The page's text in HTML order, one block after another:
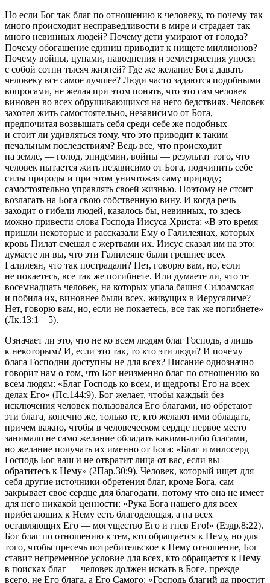
Но если Бог так благ по отношению к человеку, то почему так
много происходит несправедливости в мире и страдает так
много невинных людей? Почему дети умирают от голода?
Почему обогащение единиц приводит к нищете миллионов?
Почему войны, цунами, наводнения и землетрясения уносят
с собой сотни тысяч жизней? Где же желание Бога давать
человеку все самое лучшее? Люди часто задаются подобными
вопросами, не желая при этом понять, что это сам человек
виновен во всех обрушивающихся на него бедствиях. Человек
захотел жить самостоятельно, независимо от Бога,
предпочитая возвышать себя среди себе же подобных
и стоит ли удивляться тому, что это приводит к таким
печальным последствиям? Ведь все, что происходит
на земле, — голод, эпидемии, войны — результат того, что
человек пытается жить независимо от Бога, подчинить себе
силы природы и при этом уничтожая саму природу;
самостоятельно управлять своей жизнью. Поэтому не стоит
возлагать на Бога свою собственную вину. И когда речь
заходит о гибели людей, казалось бы, невинных, то здесь
можно привести слова Господа Иисуса Христа: «В это время
пришли некоторые и рассказали Ему о Галилеянах, которых
кровь Пилат смешал с жертвами их. Иисус сказал им на это:
думаете ли вы, что эти Галилеяне были грешнее всех
Галилеян, что так пострадали? Нет, говорю вам, но, если
не покаетесь, все так же погибнете. Или думаете ли, что те
восемнадцать человек, на которых упала башня Силоамская
и побила их, виновнее были всех, живущих в Иерусалиме?
Нет, говорю вам, но, если не покаетесь, все так же погибнете»
(Лк.13:1—5).
Означает ли это, что не ко всем людям благ Господь, а лишь
к некоторым? И, если это так, то кто эти люди? И почему
блага Господни доступны не для всех? Писание однозначно
говорит нам о том, что Бог неизменно благ по отношению ко
всем людям: «Благ Господь ко всем, и щедроты Его на всех
делах Его» (Пс.144:9). Бог желает, чтобы каждый без
исключения человек пользовался Его благами, но обретают
эти блага, конечно же, только те, кто желают ими обладать,
причем важно, чтобы в человеческом сердце первое место
занимало не само желание обладать какими-либо благами,
но желание получать их именно от Бога: «Благ и милосерд
Господь Бог ваш и не отвратит лица от вас, если вы
обратитесь к Нему» (2Пар.30:9). Человек, который ищет для
себя другие источники обретения благ, кроме Бога, сам
закрывает свое сердце для благодати, потому что она не имеет
для него никакой ценности: «Рука Бога нашего для всех
прибегающих к Нему есть благодеющая, а на всех
оставляющих Его — могущество Его и гнев Его!» (Ездр.8:22).
Бог благ по отношению к тем, кто обращается к Нему, но для
того, чтобы пресечь потребительское к Нему отношение, Бог
ставит непременное условие для всех, кто обращается к Нему
в поисках благ — человек должен искать в Боге, прежде
всего, не Его блага, а Его Самого: «Господь благий да простит